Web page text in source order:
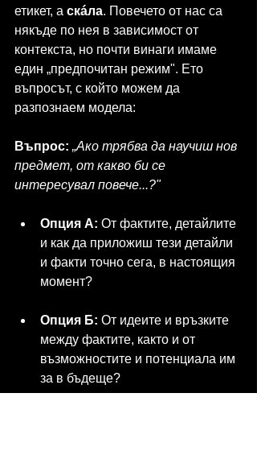
етикет, а скáла. Повечето от нас са
някъде по нея в зависимост от
контекста, но почти винаги имаме
един „предпочитан режим". Ето
въпросът, с който можем да
разпознаем модела:
Въпрос: „Ако трябва да научиш нов
предмет, от какво би се
интересувал повече...?"
Опция А: От фактите, детайлите
и как да приложиш тези детайли
и факти точно сега, в настоящия
момент?
Опция Б: От идеите и връзките
между фактите, както и от
възможностите и потенциала им
за в бъдеще?